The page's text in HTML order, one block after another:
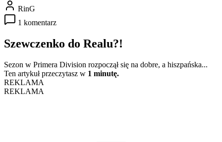
RinG
1 komentarz
Szewczenko do Realu?!
Sezon w Primera Division rozpoczął się na dobre, a hiszpańska...
Ten artykuł przeczytasz w 1 minutę.
REKLAMA
REKLAMA